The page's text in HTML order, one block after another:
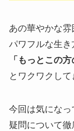
あの華やかな雰
パワフルな生き
「もっとこの
とワクワクして
今回は気になっ
疑問について徹